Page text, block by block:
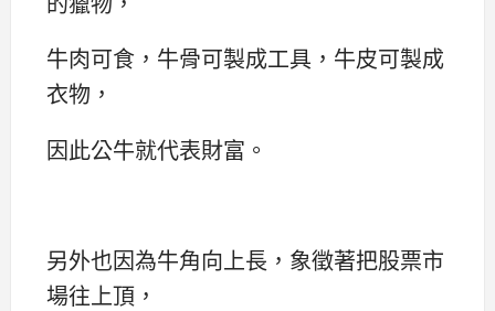
牛肉可食，牛骨可製成工具，牛皮可製成
衣物，
因此公牛就代表財富。
另外也因為牛角向上長，象徵著把股票市
場往上頂，